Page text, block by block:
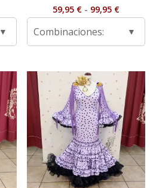
€
€
59,95 € - 99,95 €Rango
59,95 €
hasta
99,95 €
Combinaciones: